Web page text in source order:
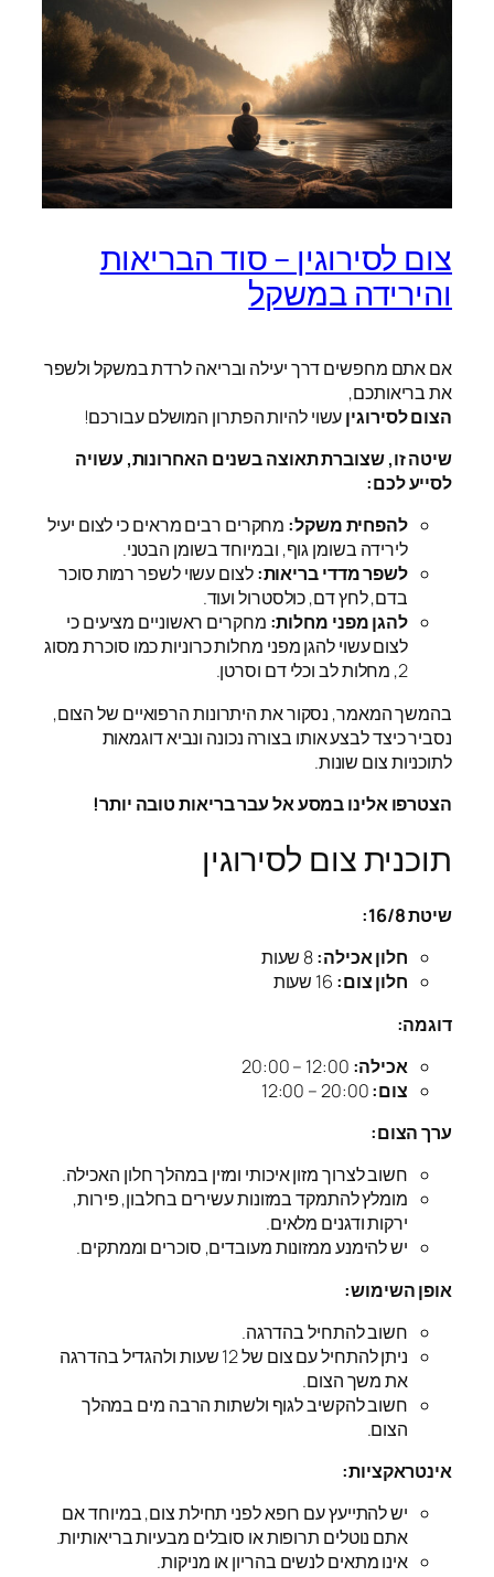
צום לסירוגין – סוד הבריאות
והירידה במשקל
אם אתם מחפשים דרך יעילה ובריאה לרדת במשקל ולשפר
את בריאותכם,
הצום לסירוגיןעשוי להיות הפתרון המושלם עבורכם!
שיטה זו, שצוברת תאוצה בשנים האחרונות, עשויה
לסייע לכם:
להפחית משקל: מחקרים רבים מראים כי לצום יעיל
לירידה בשומן גוף, ובמיוחד בשומן הבטני.
לשפר מדדי בריאות:לצום עשוי לשפר רמות סוכר
בדם, לחץ דם, כולסטרול ועוד.
להגן מפני מחלות: מחקרים ראשוניים מציעים כי
לצום עשוי להגן מפני מחלות כרוניות כמו סוכרת מסוג
2, מחלות לב וכלי דם וסרטן.
בהמשך המאמר, נסקור את היתרונות הרפואיים של הצום,
נסביר כיצד לבצע אותו בצורה נכונה ונביא דוגמאות
לתוכניות צום שונות.
הצטרפו אלינו במסע אל עבר בריאות טובה יותר!
תוכנית צום לסירוגין
שיטת 16/8:
חלון אכילה:
חלון צום:
דוגמה:
אכילה:
צום:
ערך הצום:
חשוב לצרוך מזון איכותי ומזין במהלך חלון האכילה.
מומלץ להתמקד במזונות עשירים בחלבון, פירות,
ירקות ודגנים מלאים.
יש להימנע ממזונות מעובדים, סוכרים וממתקים.
אופן השימוש:
חשוב להתחיל בהדרגה.
ניתן להתחיל עם צום של 12 שעות ולהגדיל בהדרגה
את משך הצום.
חשוב להקשיב לגוף ולשתות הרבה מים במהלך
הצום.
אינטראקציות:
יש להתייעץ עם רופא לפני תחילת צום, במיוחד אם
אתם נוטלים תרופות או סובלים מבעיות בריאותיות.
אינו מתאים לנשים בהריון או מניקות.